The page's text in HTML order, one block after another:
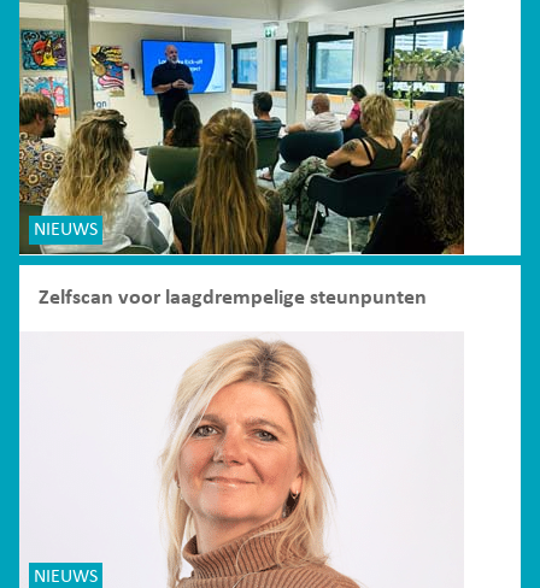
NIEUWS
Zelfscan voor laagdrempelige steunpunten
NIEUWS